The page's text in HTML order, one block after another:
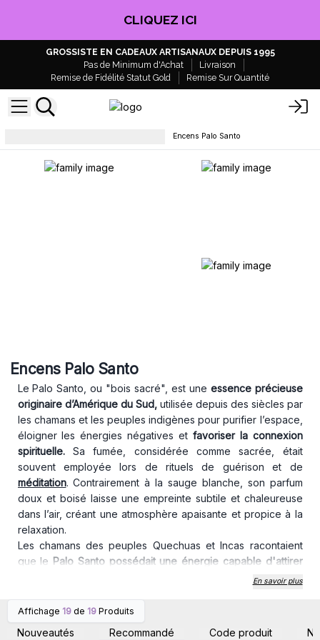
CLIQUEZ ICI
GROSSISTE EN CADEAUX ARTISANAUX DEPUIS 1995
Pas de Minimum d'Achat
Livraison
Remise de Fidélité Statut Gold
Remise Sur Quantité
Encens Palo Santo
Encens Palo Santo
Le Palo Santo, ou "bois sacré", est une essence précieuse
originaire d’Amérique du Sud,utilisée depuis des siècles par
les chamans et les peuples indigènes pour purifier l’espace,
éloigner les énergies négatives et favoriser la connexion
spirituelle.Sa fumée, considérée comme sacrée, était
souvent employée lors de rituels de guérison et de
méditation. Contrairement à la sauge blanche, son parfum
doux et boisé laisse une empreinte subtile et chaleureuse
dans l’air, créant une atmosphère apaisante et propice à la
relaxation.
Les chamans des peuples Quechuas et Incas racontaient
que le Palo Santo possédait une énergie capable d'attirer
. Avant une cérémonie, ils
sacré et invoquer la bienveillance des esprits. Aujourd’hui
En savoir plus
Affichage 19 de 19 Produits
Nouveautés Recommandé Code produit
Connectez-vous ou
inscrivez-vous pour
accéder aux prix de gros
inscrivez-vous pour
accéder aux prix de gros